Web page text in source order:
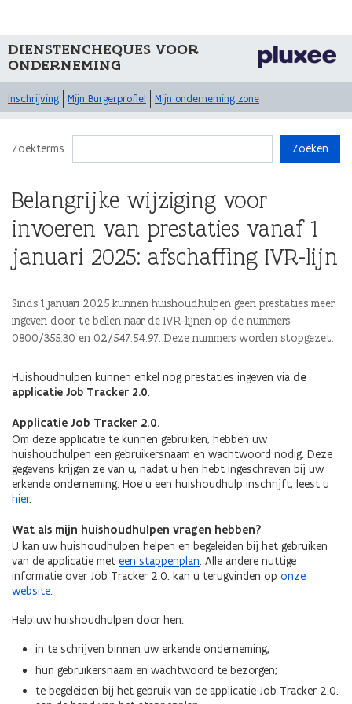
DIENSTENCHEQUES VOOR
ONDERNEMING
Inschrijving Mijn Burgerprofiel Mijn onderneming zone
Zoekterms Zoeken
Belangrijke wijziging voor
invoeren van prestaties vanaf 1
januari 2025: afschaffing IVR-lijn
Sinds 1 januari 2025 kunnen huishoudhulpen geen prestaties meer
ingeven door te bellen naar de IVR-lijnen op de nummers
0800/355.30 en 02/547.54.97. Deze nummers worden stopgezet.
Huishoudhulpen kunnen enkel nog prestaties ingeven via de
applicatie Job Tracker 2.0.
Applicatie Job Tracker 2.0.
Om deze applicatie te kunnen gebruiken, hebben uw
huishoudhulpen een gebruikersnaam en wachtwoord nodig. Deze
gegevens krijgen ze van u, nadat u hen hebt ingeschreven bij uw
erkende onderneming. Hoe u een huishoudhulp inschrijft, leest u
hier.
Wat als mijn huishoudhulpen vragen hebben?
U kan uw huishoudhulpen helpen en begeleiden bij het gebruiken
van de applicatie met een stappenplan. Alle andere nuttige
informatie over Job Tracker 2.0. kan u terugvinden op onze
website.
Help uw huishoudhulpen door hen:
in te schrijven binnen uw erkende onderneming;
hun gebruikersnaam en wachtwoord te bezorgen;
te begeleiden bij het gebruik van de applicatie Job Tracker 2.0.